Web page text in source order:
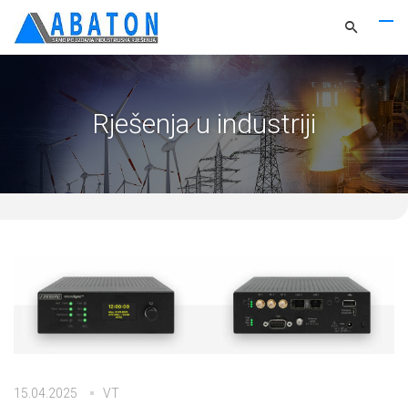
Rješenja u industriji
15.04.2025 VT